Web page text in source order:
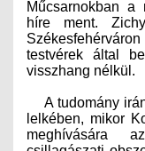
MÉRNÖKI
MÉRNÖKI
SZEMÉLYES
KAPCSOLAT
Műcsarnokban a
híre ment.
testvérek által
visszhang nélkül.
A tudomány
lelkében, mikor
meghívására